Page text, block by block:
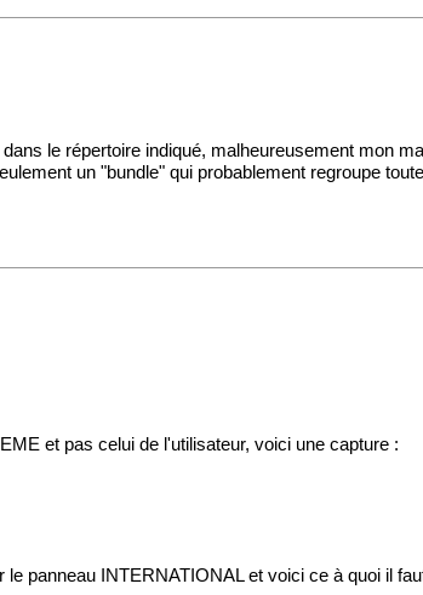
le répertoire indiqué, malheureusement mon
un "bundle" qui probablement regroupe
et pas celui de l'utilisateur, voici une capture :
panneau INTERNATIONAL et voici ce à quoi il